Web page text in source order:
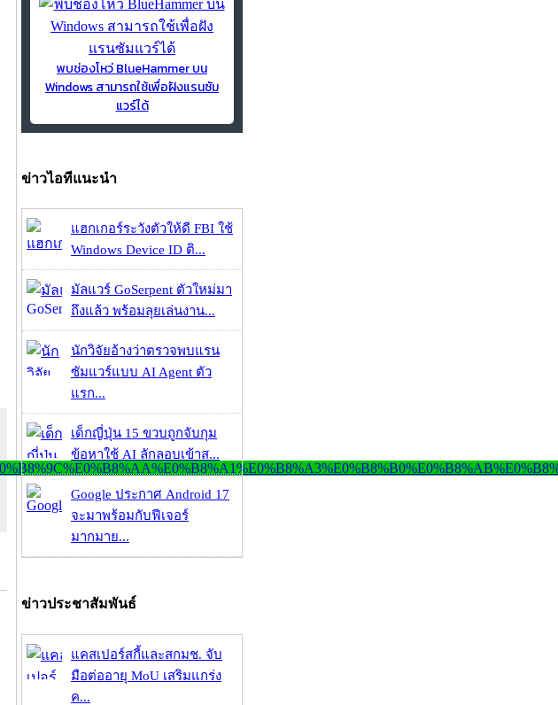
พบช่องโหว่ BlueHammer บน
Windows สามารถใช้เพื่อฝังแรนซัม
แวร์ได้
ข่าวไอทีแนะนำ
แฮกเกอร์ระวังตัวให้ดี FBI ใช้
Windows Device ID ติ...
มัลแวร์ GoSerpent ตัวใหม่มา
ถึงแล้ว พร้อมลุยเล่นงาน...
นักวิจัยอ้างว่าตรวจพบแรน
ซัมแวร์แบบ AI Agent ตัว
แรก...
เด็กญี่ปุ่น 15 ขวบถูกจับกุม
ข้อหาใช้ AI ลักลอบเข้าส...
Google ประกาศ Android 17
จะมาพร้อมกับฟีเจอร์
มากมาย...
ข่าวประชาสัมพันธ์
แคสเปอร์สกี้และสกมช. จับ
มือต่ออายุ MoU เสริมแกร่ง
ค...